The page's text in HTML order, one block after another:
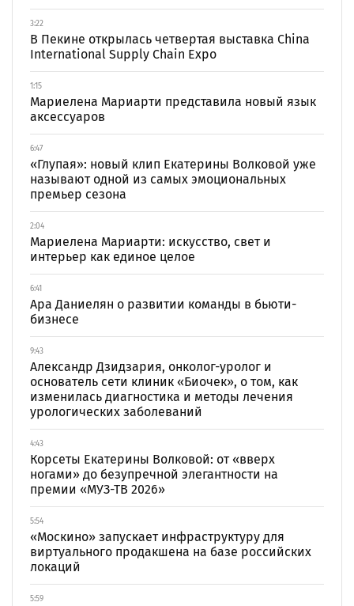
3:22
В Пекине открылась четвертая выставка China
International Supply Chain Expo
1:15
Мариелена Мариарти представила новый язык
аксессуаров
6:47
«Глупая»: новый клип Екатерины Волковой уже
называют одной из самых эмоциональных
премьер сезона
2:04
Мариелена Мариарти: искусство, свет и
интерьер как единое целое
6:41
Ара Даниелян о развитии команды в бьюти-
бизнесе
9:43
Александр Дзидзария, онколог-уролог и
основатель сети клиник «Биочек», о том, как
изменилась диагностика и методы лечения
урологических заболеваний
4:43
Корсеты Екатерины Волковой: от «вверх
ногами» до безупречной элегантности на
премии «МУЗ-ТВ 2026»
5:54
«Москино» запускает инфраструктуру для
виртуального продакшена на базе российских
локаций
5:59